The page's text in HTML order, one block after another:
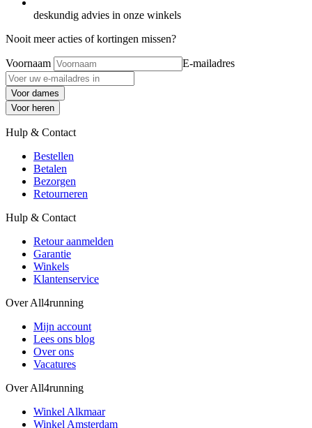
deskundig advies in onze winkels
Nooit meer acties of kortingen missen?
Voornaam E-mailadres
Voor dames
Voor heren
Hulp & Contact
Bestellen
Betalen
Bezorgen
Retourneren
Hulp & Contact
Retour aanmelden
Garantie
Winkels
Klantenservice
Over All4running
Mijn account
Lees ons blog
Over ons
Vacatures
Over All4running
Winkel Alkmaar
Winkel Amsterdam